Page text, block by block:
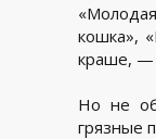
кошка»,
краше, —
Но не
грязные